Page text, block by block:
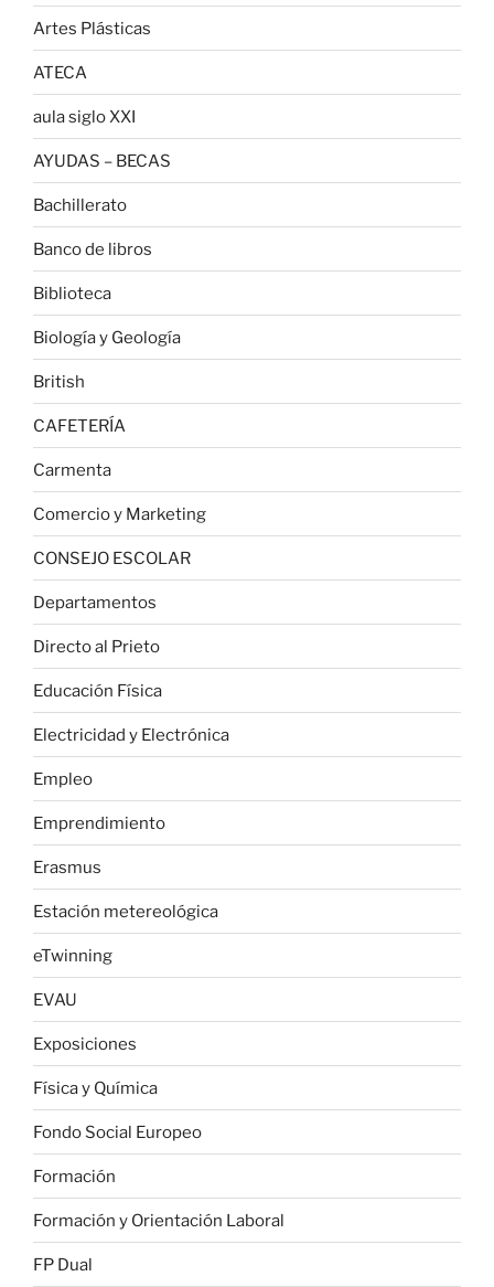
Artes Plásticas
ATECA
aula siglo XXI
AYUDAS – BECAS
Bachillerato
Banco de libros
Biblioteca
Biología y Geología
British
CAFETERÍA
Carmenta
Comercio y Marketing
CONSEJO ESCOLAR
Departamentos
Directo al Prieto
Educación Física
Electricidad y Electrónica
Empleo
Emprendimiento
Erasmus
Estación metereológica
eTwinning
EVAU
Exposiciones
Física y Química
Fondo Social Europeo
Formación
Formación y Orientación Laboral
FP Dual